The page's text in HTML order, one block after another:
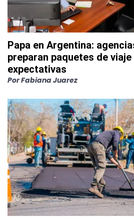
Papa en Argentina:
preparan paquetes de
expectativas
PorFabiana Juarez